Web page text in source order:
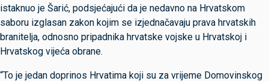
istaknuo je Šarić, podsjećajući da je nedavno na Hrvatskom
saboru izglasan zakon kojim se izjednačavaju prava hrvatskih
branitelja, odnosno pripadnika hrvatske vojske u Hrvatskoj i
Hrvatskog vijeća obrane.
“To je jedan doprinos Hrvatima koji su za vrijeme Domovinskog